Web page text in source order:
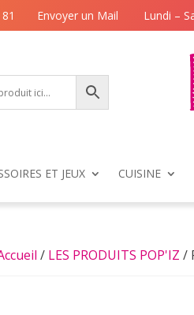
81 Envoyer un Mail Lundi –
ET JEUX CUISINE
/ LES PRODUITS POP'IZ /